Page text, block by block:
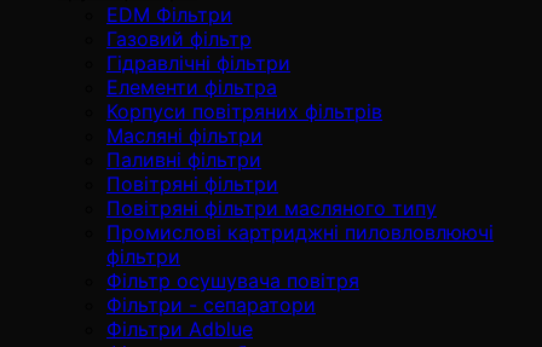
EDM Фільтри
Газовий фільтр
Гідравлічні фільтри
Елементи фільтра
Корпуси повітряних фільтрів
Масляні фільтри
Паливні фільтри
Повітряні фільтри
Повітряні фільтри масляного типу
Промислові картриджні пиловловлюючі
фільтри
Фільтр осушувача повітря
Фільтри - сепаратори
Фільтри Adblue